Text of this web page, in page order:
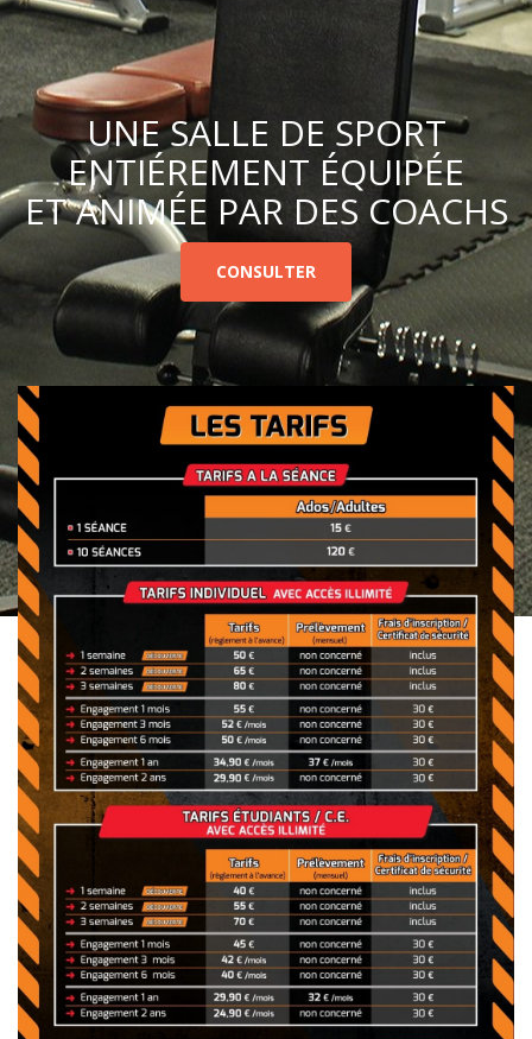
UNE SALLE DE SPORT
ENTIÉREMENT ÉQUIPÉE
ET ANIMÉE PAR DES COACHS
CONSULTER